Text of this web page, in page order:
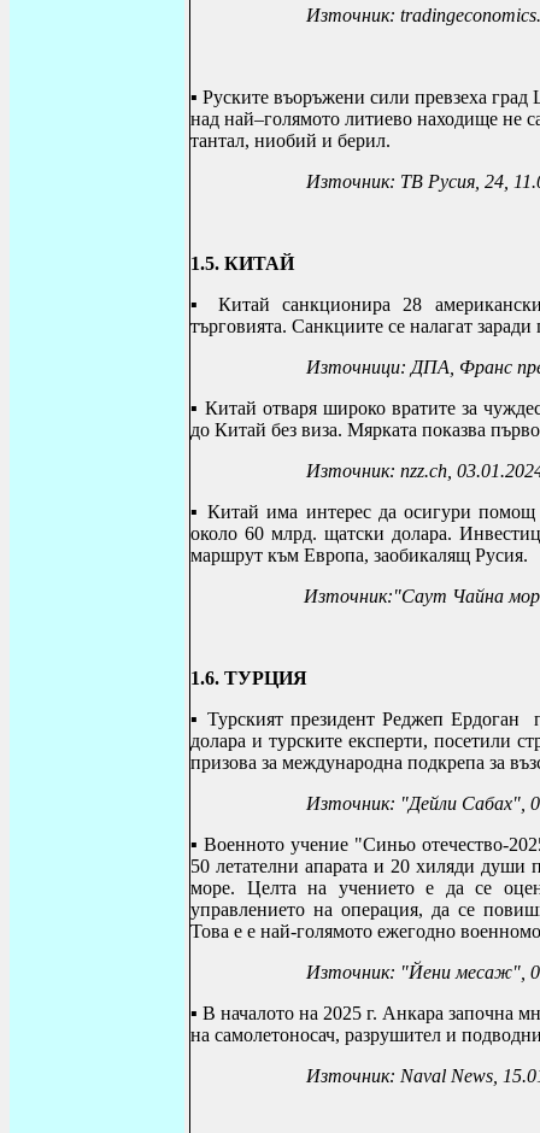
Източник:
▪ Руските въоръжени сили превзеха
над най–голямото литиево находище не
тантал, ниобий и берил.
Източник: ТВ Русия, 24,
1.5. КИТАЙ
▪ Китай санкционира 28
търговията. Санкциите се налагат
Източници: ДПА, Франс
▪ Китай отваря широко вратите за
до Китай без виза. Мярката показва
Източник: nzz.ch,
▪ Китай има интерес да осигури помощ
около 60 млрд. щатски долара.
маршрут към Европа, заобикалящ Русия.
Източник:"Саут Чайна
1.6. ТУРЦИЯ
▪ Турският президент Реджеп
долара и турските експерти, посетили
призова за международна подкрепа за
Източник: "Дейли Сабах",
▪Военното учение "Синьо отечество-
50 летателни апарата и 20 хиляди
море. Целта на учението е да се
управлението на операция, да се
Това е е най-голямото ежегодно
Източник: "Йени месаж" ,
▪ В началото на 2025 г. Анкара започна
на самолетоносач, разрушител и
Източник: Naval News,